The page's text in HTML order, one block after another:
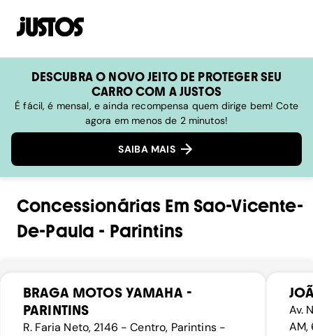
DESCUBRA O NOVO JEITO DE PROTEGER SEU
CARRO COM A JUSTOS
É fácil, é mensal, e ainda recompensa quem dirige bem! Cote
agora em menos de 2 minutos!
SAIBA MAIS
Concessionárias Em Sao-Vicente-
De-Paula - Parintins
BRAGA MOTOS YAMAHA -
PARINTINS
R. Faria Neto, 2146 - Centro, Parintins -
Av.
AM,